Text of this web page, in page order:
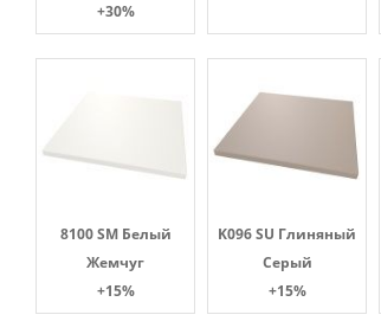
+30%
8100 SM Белый
Жемчуг
+15%
K096 SU Глиняный
Серый
+15%